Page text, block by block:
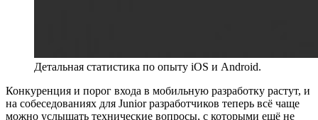
Детальная статистика по опыту iOS и Android.
Конкуренция и порог входа в мобильную разработку растут, и
на собеседованиях для Junior разработчиков теперь всё чаще
можно услышать технические вопросы, с которыми ещё не